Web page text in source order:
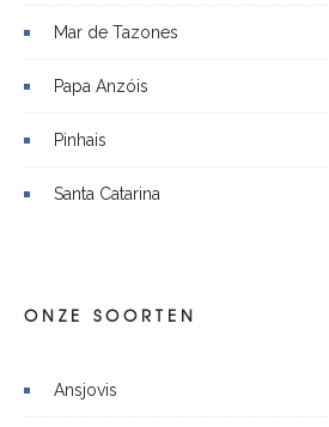
Mar de Tazones
Papa Anzóis
Pinhais
Santa Catarina
ONZE SOORTEN
Ansjovis